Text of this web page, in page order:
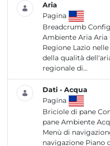
Aria
Pagina
Breadcrumb
Ambiente Aria Aria
Regione Lazio
della qualità
regionale di...
Dati - Acqua
Pagina
Briciole di pane
pane Ambiente
Menù di
navigazione Piano